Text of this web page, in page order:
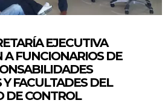
EJECUTIVA
FUNCIONARIOS DE
FACULTADES DEL
DE CONTROL